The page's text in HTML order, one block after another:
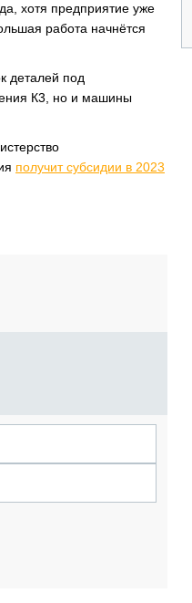
хотя предприятие уже
работа начнётся
деталей под
К3, но и машины
получит субсидии в 2023